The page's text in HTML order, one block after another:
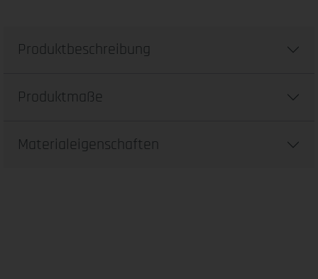
Produktbeschreibung
Produktmaße
Materialeigenschaften